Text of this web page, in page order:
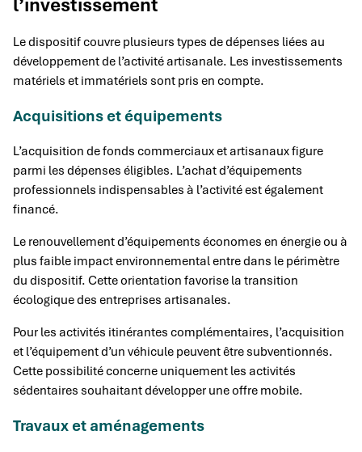
l’investissement
Le dispositif couvre plusieurs types de dépenses liées au
développement de l’activité artisanale. Les investissements
matériels et immatériels sont pris en compte.
Acquisitions et équipements
L’acquisition de fonds commerciaux et artisanaux figure
parmi les dépenses éligibles. L’achat d’équipements
professionnels indispensables à l’activité est également
financé.
Le renouvellement d’équipements économes en énergie ou à
plus faible impact environnemental entre dans le périmètre
du dispositif. Cette orientation favorise la transition
écologique des entreprises artisanales.
Pour les activités itinérantes complémentaires, l’acquisition
et l’équipement d’un véhicule peuvent être subventionnés.
Cette possibilité concerne uniquement les activités
sédentaires souhaitant développer une offre mobile.
Travaux et aménagements